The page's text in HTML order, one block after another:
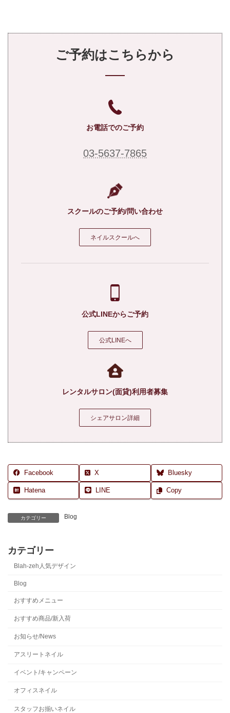
ご予約はこちらから
お電話でのご予約
03-5637-7865
スクールのご予約/問い合わせ
ネイルスクールへ
公式LINEからご予約
公式LINEへ
レンタルサロン(面貸)利用者募集
シェアサロン詳細
Facebook X Bluesky
Hatena LINE Copy
カテゴリー Blog
カテゴリー
Blah-zeh人気デザイン
Blog
おすすめメニュー
おすすめ商品/新入荷
お知らせ/News
アスリートネイル
イベント/キャンペーン
オフィスネイル
スタッフお揃いネイル